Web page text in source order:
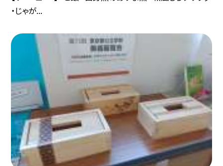
・じゃが...